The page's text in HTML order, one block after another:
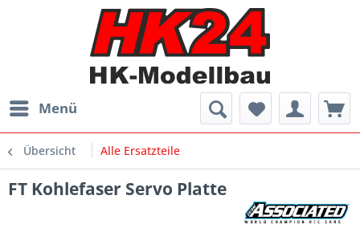
Menü
Übersicht Alle Ersatzteile
FT Kohlefaser Servo Platte